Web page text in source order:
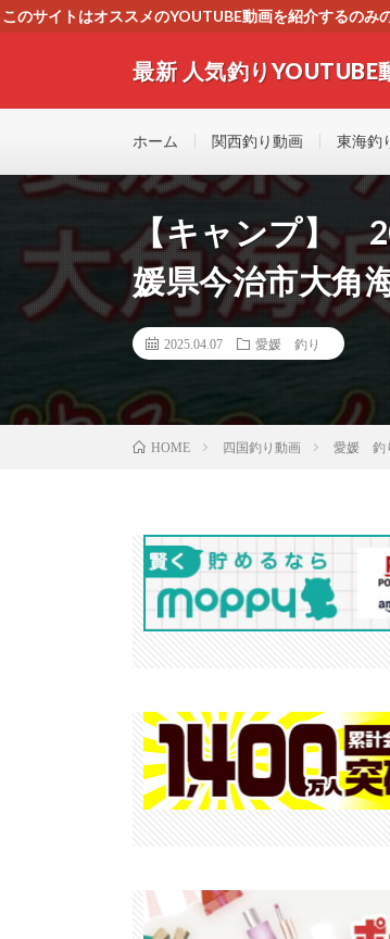
このサイトはオススメのYOUTUBE動画を紹介するの
最新 人気釣りYOUTUBE
す！！
ホーム 関西釣り動画 東海釣
【キャンプ】
媛県今治市大角
2025.04.07 愛媛 釣り
HOME 四国釣り動画 愛媛 釣